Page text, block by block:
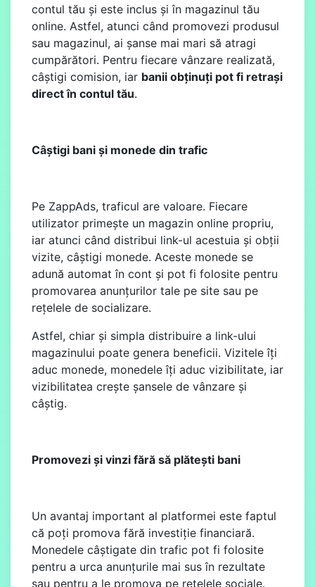
contul tău și este inclus și în magazinul tău
online. Astfel, atunci când promovezi produsul
sau magazinul, ai șanse mai mari să atragi
cumpărători. Pentru fiecare vânzare realizată,
câștigi comision, iar banii obținuți pot fi retrași
direct în contul tău.
Câștigi bani și monede din trafic
Pe ZappAds, traficul are valoare. Fiecare
utilizator primește un magazin online propriu,
iar atunci când distribui link-ul acestuia și obții
vizite, câștigi monede. Aceste monede se
adună automat în cont și pot fi folosite pentru
promovarea anunțurilor tale pe site sau pe
rețelele de socializare.
Astfel, chiar și simpla distribuire a link-ului
magazinului poate genera beneficii. Vizitele îți
aduc monede, monedele îți aduc vizibilitate, iar
vizibilitatea crește șansele de vânzare și
câștig.
Promovezi și vinzi fără să plătești bani
Un avantaj important al platformei este faptul
că poți promova fără investiție financiară.
Monedele câștigate din trafic pot fi folosite
pentru a urca anunțurile mai sus în rezultate
sau pentru a le promova pe rețelele sociale.